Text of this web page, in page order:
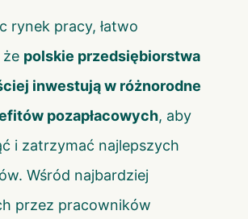
rynek pracy, łatwo
że polskie przedsiębiorstwa
inwestują w różnorodne
pozapłacowych, aby
i zatrzymać najlepszych
Wśród najbardziej
przez pracowników